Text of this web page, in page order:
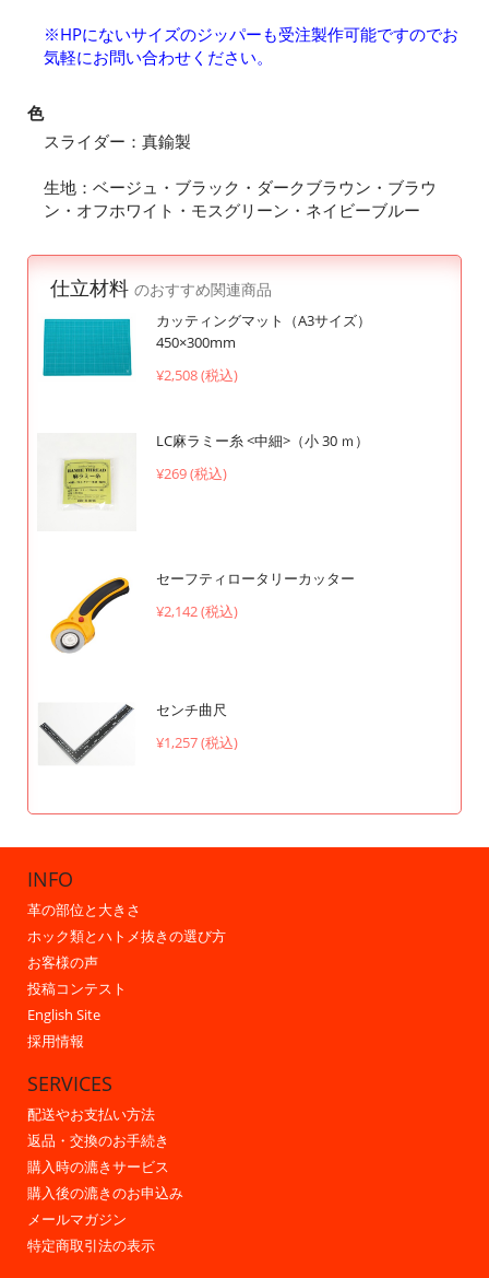
※HPにないサイズのジッパーも受注製作可能ですのでお
気軽にお問い合わせください。
色
スライダー：真鍮製
生地：ベージュ・ブラック・ダークブラウン・ブラウ
ン・オフホワイト・モスグリーン・ネイビーブルー
仕立材料 のおすすめ関連商品
カッティングマット（A3サイズ）
450×300mm
¥2,508 (税込)
LC麻ラミー糸 <中細>（小 30 ｍ）
¥269 (税込)
セーフティロータリーカッター
¥2,142 (税込)
センチ曲尺
¥1,257 (税込)
INFO
革の部位と大きさ
ホック類とハトメ抜きの選び方
お客様の声
投稿コンテスト
English Site
採用情報
SERVICES
配送やお支払い方法
返品・交換のお手続き
購入時の漉きサービス
購入後の漉きのお申込み
メールマガジン
特定商取引法の表示